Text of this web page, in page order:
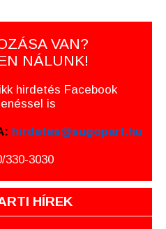
VAN?
NÁLUNK!
hirdetés Facebook
is
hirdetes@sugopart.hu
330-3030
HÍREK